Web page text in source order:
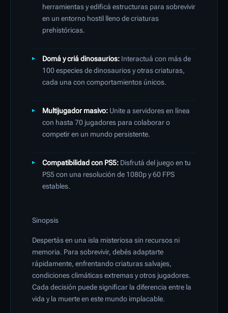
herramientas y edificá estructuras para sobrevivir
en un entorno hostil lleno de criaturas
prehistóricas.
Domá y criá dinosaurios: Interactuá con más de
100 especies de dinosaurios y otras criaturas,
cada una con comportamientos únicos.
Multijugador masivo: Unite a servidores en línea
con hasta 70 jugadores para colaborar o
competir en un mundo persistente.
Compatibilidad con PS5: Disfrutá del juego en tu
PS5 con una resolución de 1080p y 60 FPS
estables.
Sinopsis
Despertás en una isla misteriosa sin recursos ni
memoria. Para sobrevivir, debés adaptarte
rápidamente, enfrentando criaturas salvajes,
condiciones climáticas extremas y otros jugadores.
Cada decisión puede significar la diferencia entre la
vida y la muerte en este mundo implacable.